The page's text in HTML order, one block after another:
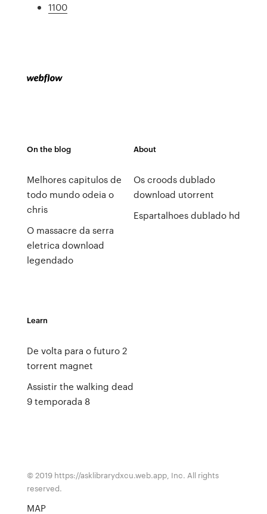
1100
On the blog
Melhores capitulos de
todo mundo odeia o
chris
O massacre da serra
eletrica download
legendado
About
Os croods dublado
download utorrent
Espartalhoes dublado hd
Learn
De volta para o futuro 2
torrent magnet
Assistir the walking dead
9 temporada 8
© 2019 https://asklibrarydxcu.web.app, Inc. All rights
reserved.
MAP